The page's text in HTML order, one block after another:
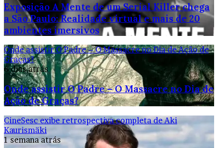
Exposição A Mente de um Serial Killer chega
a São Paulo: Realidade virtual e mais de 20
ambientes imersivos
Onde assistir O Padre – O Massacre no Dia de Ação de
Graças?
6 dias atrás
Onde assistir O Padre – O Massacre no Dia de
Ação de Graças?
CineSesc exibe retrospectiva completa de Aki
Kaurismäki
1 semana atrás